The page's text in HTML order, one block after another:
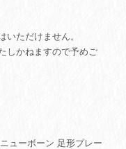
ただけません。
しかねますので予めご
ューボーン 足形プレー